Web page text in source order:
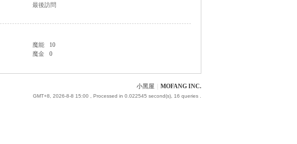
最後訪問
魔能
10
魔金 0
小黑屋 MOFANG INC.
GMT+8, 2026-8-8 15:00 , Processed in 0.022545 second(s), 16 queries .